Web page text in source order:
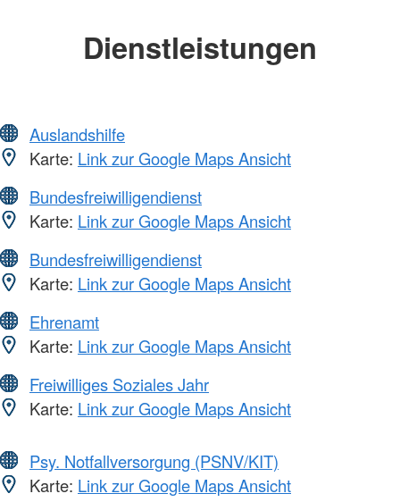
Dienstleistungen
Auslandshilfe
Karte: Link zur Google Maps Ansicht
Bundesfreiwilligendienst
Karte: Link zur Google Maps Ansicht
Bundesfreiwilligendienst
Karte: Link zur Google Maps Ansicht
Ehrenamt
Karte: Link zur Google Maps Ansicht
Freiwilliges Soziales Jahr
Karte: Link zur Google Maps Ansicht
Psy. Notfallversorgung (PSNV/KIT)
Karte: Link zur Google Maps Ansicht